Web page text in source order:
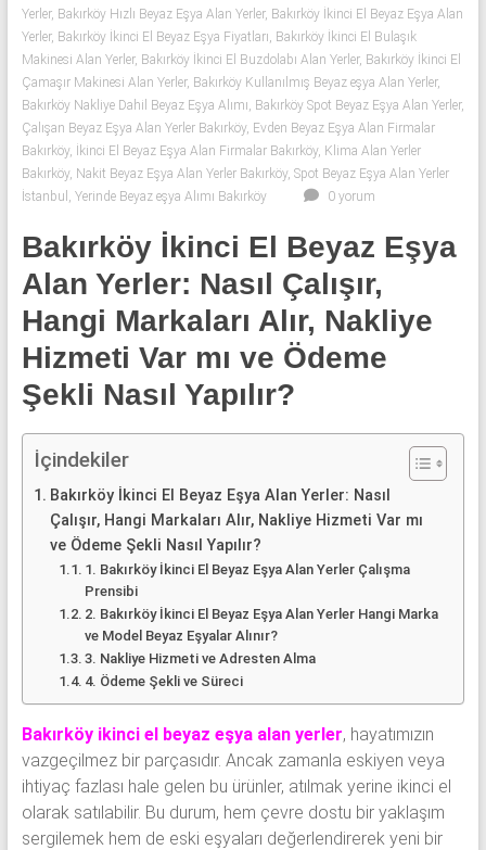
çamaşır
makinesi,
bulaşık
makinesi,
derin
dondurucu,
klima
ve
alınır.
Yerler, Bakırköy Hızlı Beyaz Eşya Alan Yerler, Bakırköy İkinci El Beyaz Eşya Alan
Yerler, Bakırköy İkinci El Beyaz Eşya Fiyatları Bakırköy İkinci El Bulaşık
Makinesi Alan Yerler, Bakırköy İkinci El Buzdolabı Alan Yerler, Bakırköy İkinci El
Çamaşır Makinesi Alan Yerler, Bakırköy Kullanılmış Beyaz eşya Alan Yerler,
Bakırköy Nakliye Dahil Beyaz Eşya Alımı Bakırköy Spot Beyaz Eşya Alan Yerler,
Çalışan Beyaz Eşya Alan Yerler Bakırköy, Evden Beyaz Eşya Alan Firmalar
Bakırköy, İkinci El Beyaz Eşya Alan Firmalar Bakırköy, Klima Alan Yerler
Bakırköy, Nakit Beyaz Eşya Alan Yerler Bakırköy, Spot Beyaz Eşya Alan Yerler
İstanbul
Yerinde Beyaz eşya Alımı Bakırköy 0 yorum
Bakırköy İkinci El Beyaz Eşya
Alan Yerler: Nasıl Çalışır,
Hangi Markaları Alır, Nakliye
Hizmeti Var mı ve Ödeme
Şekli Nasıl Yapılır?
İçindekiler
Bakırköy İkinci El Beyaz Eşya Alan Yerler: Nasıl
Çalışır, Hangi Markaları Alır, Nakliye Hizmeti Var mı
ve Ödeme Şekli Nasıl Yapılır?
1. Bakırköy İkinci El Beyaz Eşya Alan Yerler Çalışma
Prensibi
2. Bakırköy İkinci El Beyaz Eşya Alan Yerler Hangi Marka
ve Model Beyaz Eşyalar Alınır?
3. Nakliye Hizmeti ve Adresten Alma
4. Ödeme Şekli ve Süreci
Bakırköy ikinci el beyaz eşya alan yerler, hayatımızın
vazgeçilmez bir parçasıdır. Ancak zamanla eskiyen veya
ihtiyaç fazlası hale gelen bu ürünler, atılmak yerine ikinci el
olarak satılabilir. Bu durum, hem çevre dostu bir yaklaşım
sergilemek hem de eski eşyaları değerlendirerek yeni bir